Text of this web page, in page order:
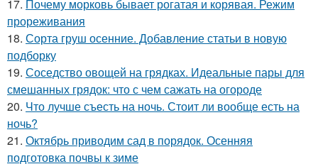
17. Почему морковь бывает рогатая и корявая. Режим
прореживания
18. Сорта груш осенние. Добавление статьи в новую
подборку
19. Соседство овощей на грядках. Идеальные пары для
смешанных грядок: что с чем сажать на огороде
20. Что лучше съесть на ночь. Стоит ли вообще есть на
ночь?
21. Октябрь приводим сад в порядок. Осенняя
подготовка почвы к зиме